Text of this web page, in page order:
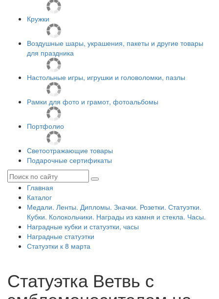
Кружки
Воздушные шары, украшения, пакеты и другие товары
для праздника
Настольные игры, игрушки и головоломки, пазлы
Рамки для фото и грамот, фотоальбомы
Портфолио
Светоотражающие товары
Подарочные сертификаты
Главная
Каталог
Медали. Ленты. Дипломы. Значки. Розетки. Статуэтки.
Кубки. Колокольчики. Награды из камня и стекла. Часы.
Наградные кубки и статуэтки, часы
Наградные статуэтки
Статуэтки к 8 марта
Статуэтка Ветвь с